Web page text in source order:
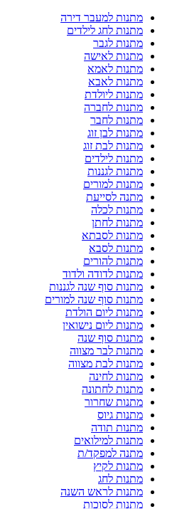
מתנות למעבר דירה
מתנות לחג לילדים
מתנות לגבר
מתנות לאישה
מתנות לאמא
מתנות לאבא
מתנות ליולדת
מתנות לחברה
מתנות לחבר
מתנות לבן זוג
מתנות לבת זוג
מתנות לילדים
מתנות לגננות
מתנות למורים
מתנה לסייעת
מתנות לכלה
מתנות לחתן
מתנות לסבתא
מתנות לסבא
מתנות להורים
מתנות לדודה ולדוד
מתנות סוף שנה לגננות
מתנות סוף שנה למורים
מתנות ליום הולדת
מתנות ליום נישואין
מתנות סוף שנה
מתנות לבר מצווה
מתנות לבת מצווה
מתנות לחינה
מתנות לחתונה
מתנות שחרור
מתנות גיוס
מתנות תודה
מתנות למילואים
מתנה למפקד/ת
מתנות לקיץ
מתנות לחג
מתנות לראש השנה
מתנות לסוכות